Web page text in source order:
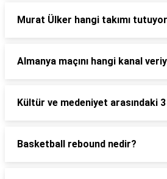
Murat Ülker hangi takımı tutuyor
Almanya maçını hangi kanal
Kültür ve medeniyet arasındaki
Basketball rebound nedir?